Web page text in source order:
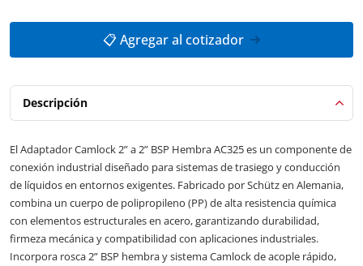
📋 Agregar al cotizador
Descripción
El Adaptador Camlock 2” a 2” BSP Hembra AC325 es un componente de
conexión industrial diseñado para sistemas de trasiego y conducción
de líquidos en entornos exigentes. Fabricado por Schütz en Alemania,
combina un cuerpo de polipropileno (PP) de alta resistencia química
con elementos estructurales en acero, garantizando durabilidad,
firmeza mecánica y compatibilidad con aplicaciones industriales.
Incorpora rosca 2” BSP hembra y sistema Camlock de acople rápido,